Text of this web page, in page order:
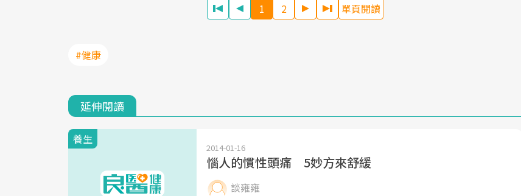
1 2 單頁閱讀
#健康
延伸閱讀
養生
2014-01-16
惱人的慣性頭痛 5妙方來舒緩
談雍雍